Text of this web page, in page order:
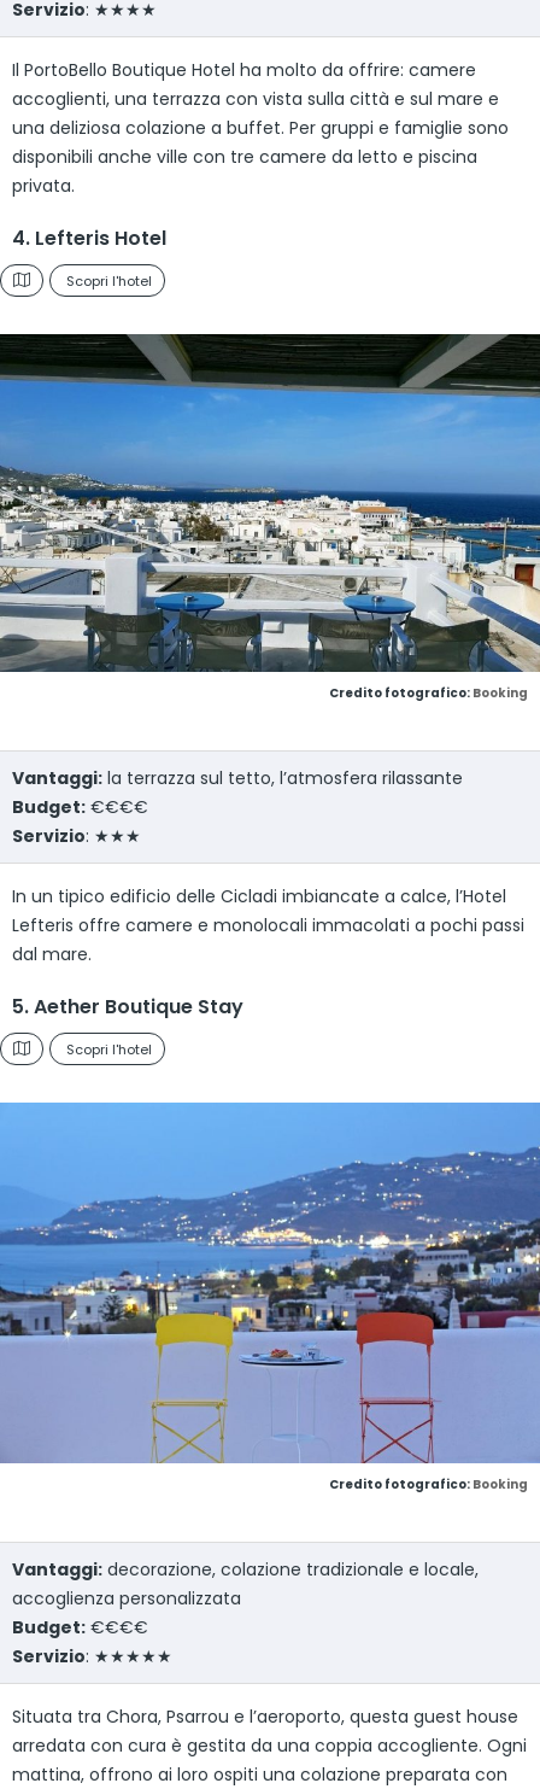
Servizio: ★★★★
Il PortoBello Boutique Hotel ha molto da offrire: camere
accoglienti, una terrazza con vista sulla città e sul mare e
una deliziosa colazione a buffet. Per gruppi e famiglie sono
disponibili anche ville con tre camere da letto e piscina
privata.
4. Lefteris Hotel
Scopri l'hotel
Credito fotografico: Booking
Vantaggi: la terrazza sul tetto, l’atmosfera rilassante
Budget: €€€€
Servizio: ★★★
In un tipico edificio delle Cicladi imbiancate a calce, l’Hotel
Lefteris offre camere e monolocali immacolati a pochi passi
dal mare.
5. Aether Boutique Stay
Scopri l'hotel
Credito fotografico: Booking
Vantaggi: decorazione, colazione tradizionale e locale,
accoglienza personalizzata
Budget: €€€€
Servizio: ★★★★★
Situata tra Chora, Psarrou e l’aeroporto, questa guest house
arredata con cura è gestita da una coppia accogliente. Ogni
mattina, offrono ai loro ospiti una colazione preparata con